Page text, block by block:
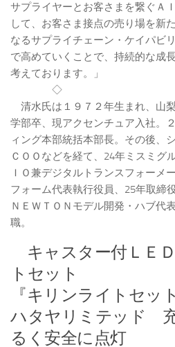
サプライヤーとお客さまを繋ぐＡ
して、お客さま接点の売り場を新
なるサプライチェーン・ケイパビ
で高めていくことで、持続的な成
考えております。」
◇
清水氏は１９７２年生まれ、山
学部卒、現アクセンチュア入社。
ィング本部統括本部長。その後、
ＣＯＯなどを経て、24年ミスミグ
ＩＯ兼デジタルトランスフォーメ
フォーム代表執行役員、25年取締
ＮＥＷＴＯＮモデル開発・ハブ代
職。
キャスター付ＬＥ
トセット
『キリンライトセット
ハタヤリミテッド
るく安全に点灯